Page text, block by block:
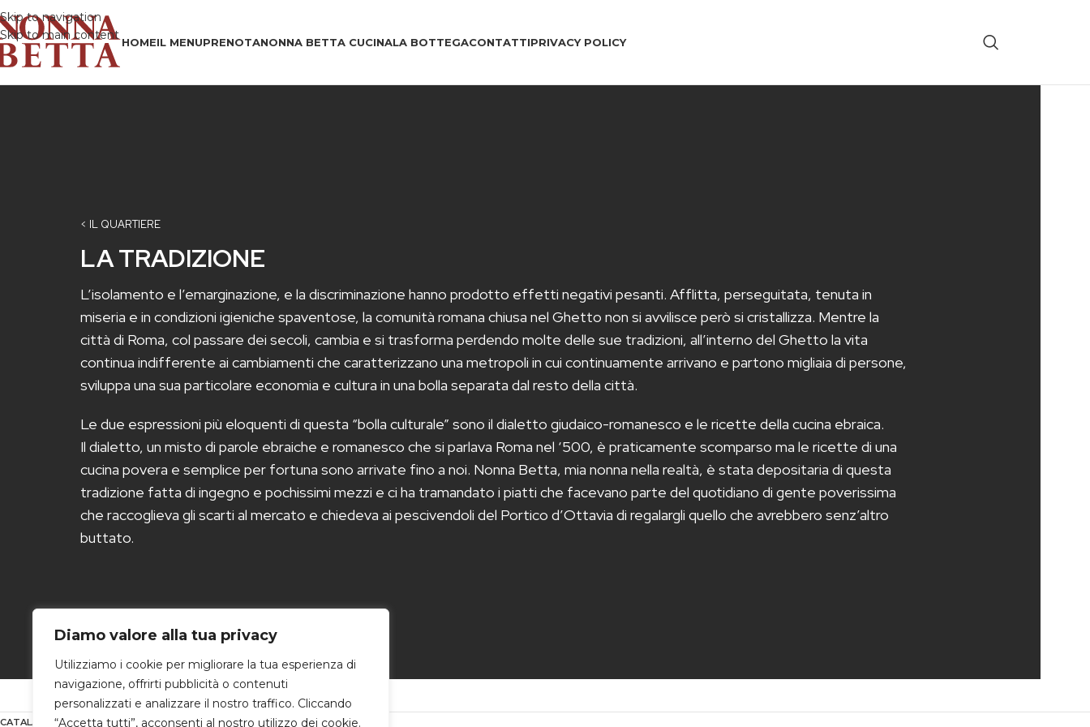
Diamo valore alla tua privacy
Utilizziamo i cookie per migliorare la tua esperienza di
navigazione, offrirti pubblicità o contenuti
personalizzati e analizzare il nostro traffico. Cliccando
“Accetta tutti”, acconsenti al nostro utilizzo dei cookie.
Skip to navigation
Skip to main content HOMEIL MENUPRENOTANONNA BETTA CUCINALA BOTTEGACONTATTIPRIVACY POLICY
< IL QUARTIERE
LA TRADIZIONE
L’isolamento e l’emarginazione, e la discriminazione hanno prodotto effetti negativi pesanti. Afflitta, perseguitata, tenuta in
miseria e in condizioni igieniche spaventose, la comunità romana chiusa nel Ghetto non si avvilisce però si cristallizza. Mentre la
città di Roma, col passare dei secoli, cambia e si trasforma perdendo molte delle sue tradizioni, all’interno del Ghetto la vita
continua indifferente ai cambiamenti che caratterizzano una metropoli in cui continuamente arrivano e partono migliaia di persone,
sviluppa una sua particolare economia e cultura in una bolla separata dal resto della città.
Le due espressioni più eloquenti di questa “bolla culturale” sono il dialetto giudaico-romanesco e le ricette della cucina ebraica.
Il dialetto, un misto di parole ebraiche e romanesco che si parlava Roma nel ‘500, è praticamente scomparso ma le ricette di una
cucina povera e semplice per fortuna sono arrivate fino a noi. Nonna Betta, mia nonna nella realtà, è stata depositaria di questa
tradizione fatta di ingegno e pochissimi mezzi e ci ha tramandato i piatti che facevano parte del quotidiano di gente poverissima
che raccoglieva gli scarti al mercato e chiedeva ai pescivendoli del Portico d’Ottavia di regalargli quello che avrebbero senz’altro
buttato.
CATALANOCONSULTING 2022